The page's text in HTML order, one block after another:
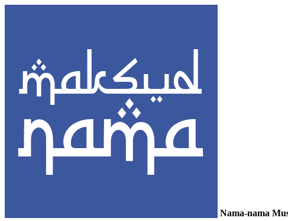
Nama-nama